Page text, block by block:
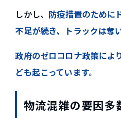
しかし、 防疫措置のために
不足が続き、トラックは奪
政府のゼロコロナ政策によ
ども起こっています。
物流混雑の要因多